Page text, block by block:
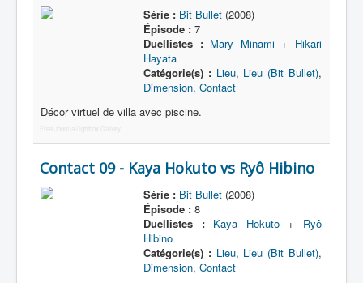
Série : Bit Bullet(2008)
Épisode :7
Duellistes : Mary Minami+ Hikari
Hayata
Catégorie(s) : Lieu, Lieu (Bit Bullet),
Dimension, Contact
Décor virtuel de villa avec piscine.
Contact 09 - Kaya Hokuto vs Ryô Hibino
Série : Bit Bullet(2008)
Épisode :8
Duellistes :
Kaya Hokuto+ Ryô
Hibino
Catégorie(s) : Lieu, Lieu (Bit Bullet),
Dimension, Contact